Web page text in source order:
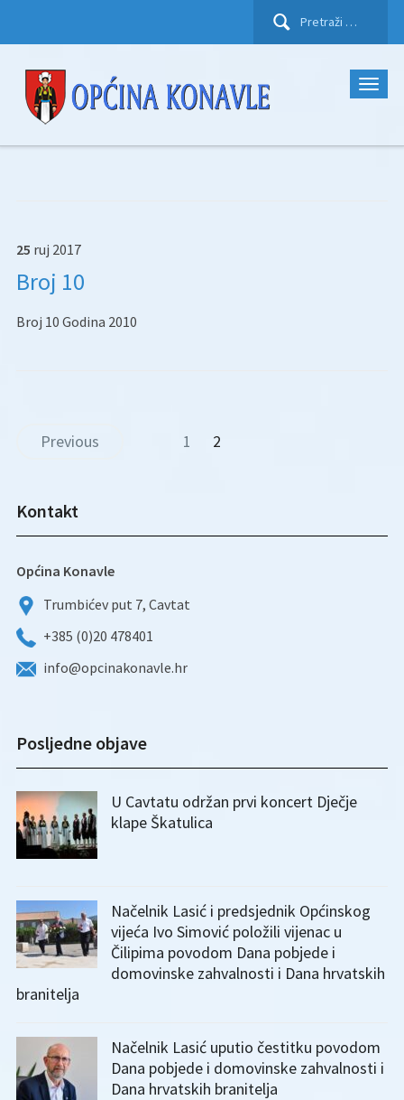
Pretraži:
25 ruj 2017
Broj 10
Broj 10 Godina 2010
Previous 1 2
Kontakt
Općina Konavle
Trumbićev put 7, Cavtat
+385 (0)20 478401
info@opcinakonavle.hr
Posljedne objave
U Cavtatu održan prvi koncert Dječje
klape Škatulica
Načelnik Lasić i predsjednik Općinskog
vijeća Ivo Simović položili vijenac u
Čilipima povodom Dana pobjede i
domovinske zahvalnosti i Dana hrvatskih
branitelja
Načelnik Lasić uputio čestitku povodom
Dana pobjede i domovinske zahvalnosti i
Dana hrvatskih branitelja